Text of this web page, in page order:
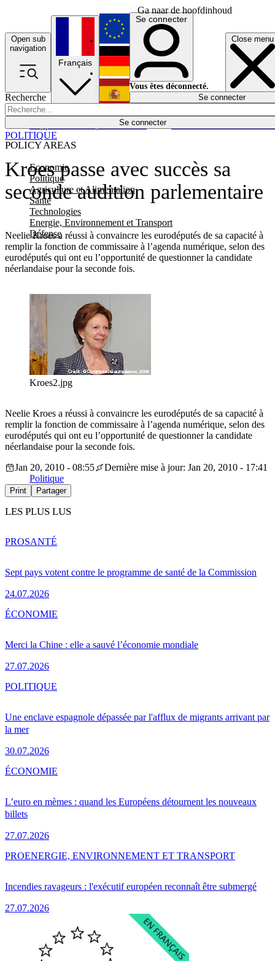
Ga naar de hoofdinhoud
Open sub
navigation
Close menu
Recherche
Se connecter
POLICY AREAS
Economie
Politique
Agriculture et Alimentation
Santé
Technologies
Energie, Environnement et Transport
Défense
Économie
Français
English
Deutsch
Español
Se connecter
Vous êtes déconnecté.
Se connecter
Kroes passe avec succès sa
seconde audition parlementaire
Neelie Kroes a réussi à convaincre les eurodéputés de sa capacité à
remplir la fonction de commissaire à l’agenda numérique, selon des
eurodéputés qui ont eu l’opportunité de questionner la candidate
néerlandaise pour la seconde fois.
POLITIQUE
Kroes2.jpg
Neelie Kroes a réussi à convaincre les eurodéputés de sa capacité à
remplir la fonction de commissaire à l’agenda numérique, selon des
eurodéputés qui ont eu l’opportunité de questionner la candidate
néerlandaise pour la seconde fois.
Jan 20, 2010 - 08:55
Dernière mise à jour: Jan 20, 2010 - 17:41
Politique
Print Partager
LES PLUS LUS
Sept pays votent contre le programme de santé de la Commission
24.07.2026
PROSANTÉ
Merci la Chine : elle a sauvé l’économie mondiale
27.07.2026
ÉCONOMIE
Une enclave espagnole dépassée par l'afflux de migrants arrivant par
la mer
30.07.2026
POLITIQUE
L’euro en mèmes : quand les Européens détournent les nouveaux
billets
27.07.2026
ÉCONOMIE
Incendies ravageurs : l'exécutif européen reconnaît être submergé
27.07.2026
PROENERGIE, ENVIRONNEMENT ET TRANSPORT